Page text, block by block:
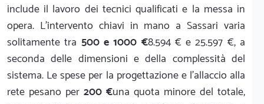
include il lavoro dei tecnici qualificati e la messa in
opera. L'intervento chiavi in mano a Sassari varia
solitamente tra 500 e 1000 €8.594 € e 25.597 €, a
seconda delle dimensioni e della complessità del
sistema. Le spese per la progettazione e l'allaccio alla
rete pesano per 200 €una quota minore del totale,